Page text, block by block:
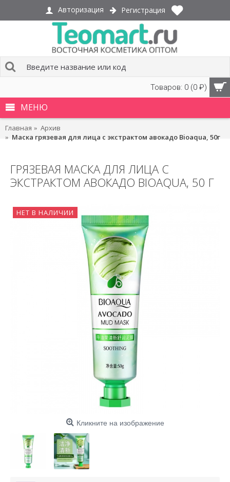
Авторизация Регистрация
Товаров: 0 (0 ₽)
МЕНЮ
Главная
Архив
Маска грязевая для лица с экстрактом авокадо Bioaqua, 50г
ГРЯЗЕВАЯ МАСКА ДЛЯ ЛИЦА С
ЭКСТРАКТОМ АВОКАДО BIOAQUA, 50 Г
НЕТ В НАЛИЧИИ
Кликните на изображение